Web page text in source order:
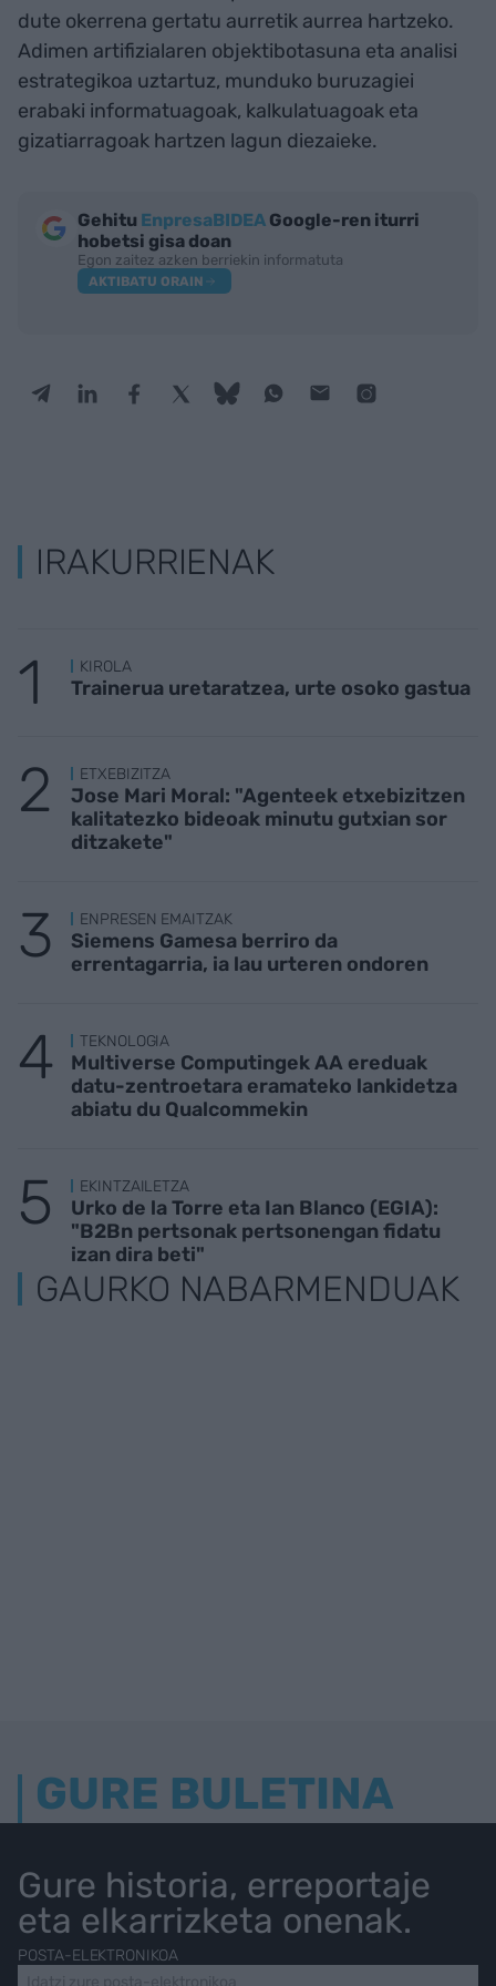
dute okerrena gertatu aurretik aurrea hartzeko.
Adimen artifizialaren objektibotasuna eta analisi
estrategikoa uztartuz, munduko buruzagiei
erabaki informatuagoak, kalkulatuagoak eta
gizatiarragoak hartzen lagun diezaieke.
Gehitu EnpresaBIDEA Google-ren iturri
hobetsi gisa doan
Egon zaitez azken berriekin informatuta
AKTIBATU ORAIN
IRAKURRIENAK
KIROLA
Trainerua uretaratzea, urte osoko gastua
ETXEBIZITZA
Jose Mari Moral: "Agenteek etxebizitzen
kalitatezko bideoak minutu gutxian sor
ditzakete"
ENPRESEN EMAITZAK
Siemens Gamesa berriro da
errentagarria, ia lau urteren ondoren
TEKNOLOGIA
Multiverse Computingek AA ereduak
datu-zentroetara eramateko lankidetza
abiatu du Qualcommekin
EKINTZAILETZA
Urko de la Torre eta Ian Blanco (EGIA):
"B2Bn pertsonak pertsonengan fidatu
izan dira beti"
GAURKO NABARMENDUAK
GURE BULETINA
Gure historia, erreportaje
eta elkarrizketa onenak.
POSTA-ELEKTRONIKOA